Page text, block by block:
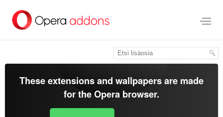
pääsisältöön
These extensions and wallpapers are made
for theOpera browser.